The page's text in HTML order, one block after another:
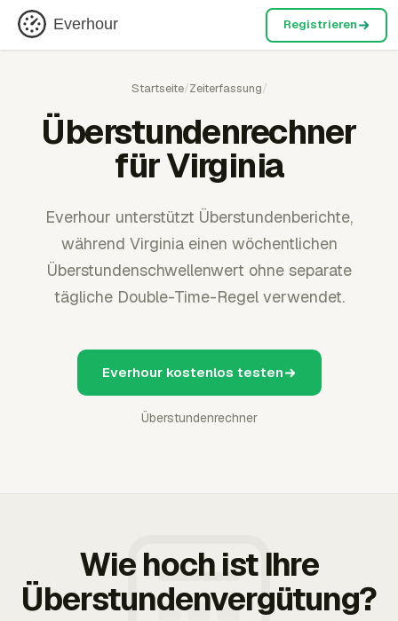
Everhour Registrieren
Startseite/Zeiterfassung/
Überstundenrechner
für Virginia
Everhour unterstützt Überstundenberichte,
während Virginia einen wöchentlichen
Überstundenschwellenwert ohne separate
tägliche Double-Time-Regel verwendet.
Everhour kostenlos testen
Überstundenrechner
Wie hoch ist Ihre
Überstundenvergütung?